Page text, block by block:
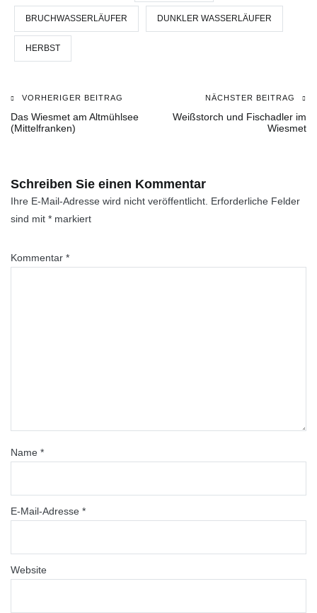
BRUCHWASSERLÄUFER DUNKLER WASSERLÄUFER
HERBST
Beitragsnavigation
VORHERIGER BEITRAG
Das Wiesmet am Altmühlsee
(Mittelfranken)
NÄCHSTER BEITRAG
Weißstorch und Fischadler im
Wiesmet
Schreiben Sie einen Kommentar
Ihre E-Mail-Adresse wird nicht veröffentlicht. Erforderliche Felder
sind mit * markiert
Kommentar *
Name *
E-Mail-Adresse *
Website